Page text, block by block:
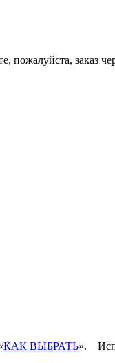
заказ
КАК ВЫБРАТЬ».